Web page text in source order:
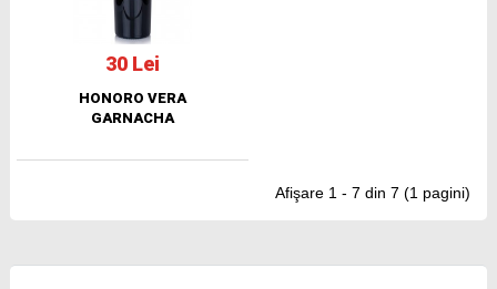
30 Lei
HONORO VERA
GARNACHA
Afişare 1 - 7 din 7 (1 pagini)